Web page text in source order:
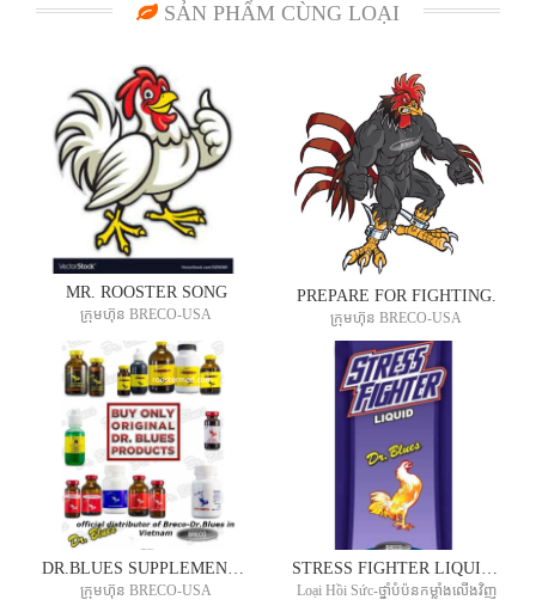
SẢN PHẨM CÙNG LOẠI
MR. ROOSTER SONG
ក្រុមហ៊ុន BRECO-USA
PREPARE FOR FIGHTING.
ក្រុមហ៊ុន BRECO-USA
ក្រុមហ៊ុន BRECO-USA Loại Hồi Sức-ថ្នាំបំប៉នកម្លាំងលើងវិញ